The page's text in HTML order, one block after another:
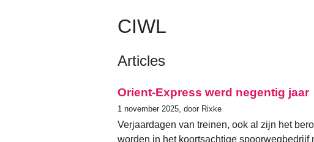
CIWL
Articles
Orient-Express werd negentig jaar
1 november 2025, door Rixke
Verjaardagen van treinen, ook al zijn het
worden in het koortsachtige spoorwegbedrijf